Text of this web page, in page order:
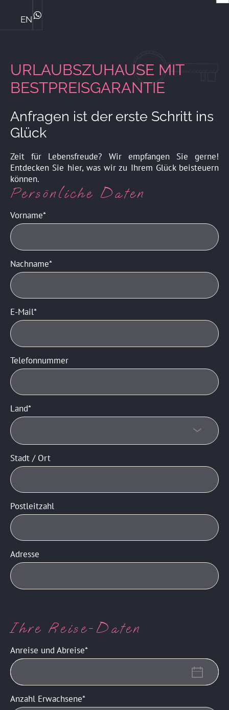
EN
URLAUBSZUHAUSE MIT
BESTPREISGARANTIE
Anfragen ist der erste Schritt ins
Glück
Zeit für Lebensfreude? Wir empfangen Sie gerne!
Entdecken Sie hier, was wir zu Ihrem Glück beisteuern
können.
Persönliche Daten
Vorname
Nachname
E-Mail
Telefonnummer
Land
Stadt / Ort
Postleitzahl
Adresse
Ihre Reise-Daten
Anreise und Abreise
Anzahl Erwachsene